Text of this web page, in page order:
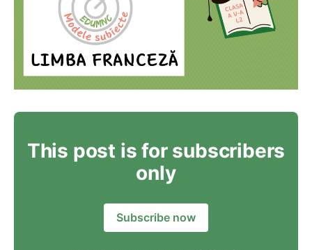
This post is for subscribers
only
Subscribe now